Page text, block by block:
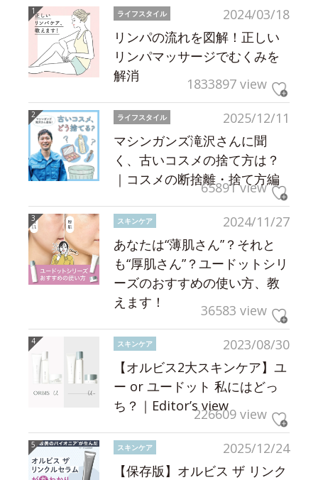
2024/03/18
ライフスタイル
リンパの流れを図解！正しい
リンパマッサージでむくみを
解消
1833897 view
2025/12/11
ライフスタイル
マシンガンズ滝沢さんに聞
く、古いコスメの捨て方は？
｜コスメの断捨離・捨て方編
65891 view
2024/11/27
スキンケア
あなたは“薄肌さん”？それと
も“厚肌さん”？ユードットシリ
ーズのおすすめの使い方、教
えます！
36583 view
2023/08/30
スキンケア
【オルビス2大スキンケア】ユ
ー or ユードット 私にはどっ
ち？｜Editor’s view226609 view
2025/12/24
スキンケア
【保存版】オルビス ザ リンク